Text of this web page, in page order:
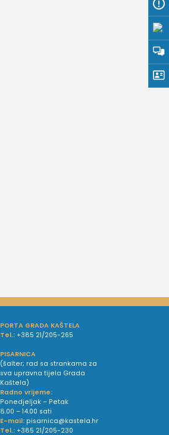
PORTA GRADA KAŠTELA
Tel.: +385 21/205-265
PISARNICA
(šalter; rad sa strankama za
sva upravna tijela Grada
Kaštela)
Radno vrijeme:
Ponedjeljak – Petak
8.00 – 14.00 sati
E-mail: pisarnica@kastela.hr
Tel.: +385 21/205-230